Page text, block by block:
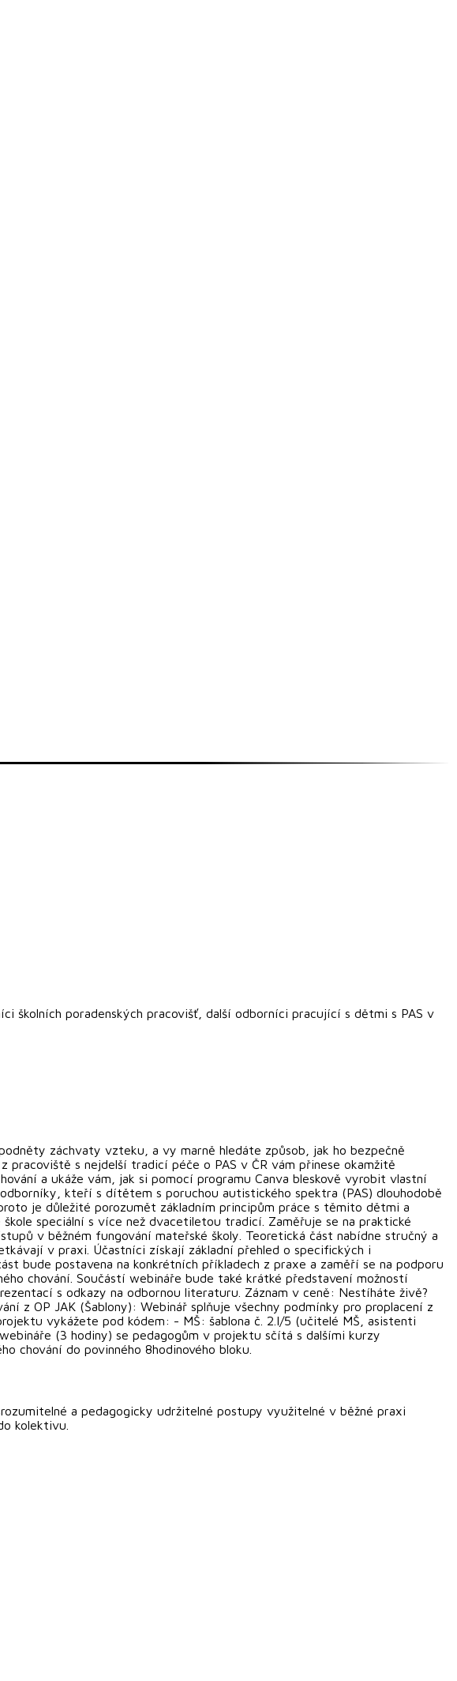
školních poradenských pracovišť, další odborníci pracující s dětmi s PAS v
záchvaty vzteku, a vy marně hledáte způsob, jak ho bezpečně
s nejdelší tradicí péče o PAS v ČR vám přinese okamžitě
a ukáže vám, jak si pomocí programu Canva bleskově vyrobit vlastní
kteří s dítětem s poruchou autistického spektra (PAS) dlouhodobě
je důležité porozumět základním principům práce s těmito dětmi a
speciální s více než dvacetiletou tradicí. Zaměřuje se na praktické
v běžném fungování mateřské školy. Teoretická část nabídne stručný a
v praxi. Účastníci získají základní přehled o specifických i
bude postavena na konkrétních příkladech z praxe a zaměří se na podporu
chování. Součástí webináře bude také krátké představení možností
s odkazy na odbornou literaturu. Záznam v ceně: Nestíháte živě?
z OP JAK (Šablony): Webinář splňuje všechny podmínky pro proplacení z
vykážete pod kódem: - MŠ: šablona č. 2.I/5 (učitelé MŠ, asistenti
(3 hodiny) se pedagogům v projektu sčítá s dalšími kurzy
chování do povinného 8hodinového bloku.
a pedagogicky udržitelné postupy využitelné v běžné praxi
kolektivu.